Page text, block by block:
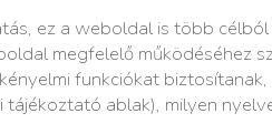
ez a weboldal is több
megfelelő működéséhez
funkciókat
ablak), milyen